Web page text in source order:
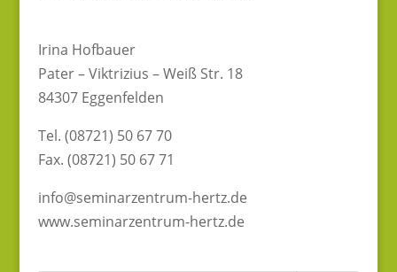
Irina Hofbauer
Pater – Viktrizius – Weiß Str. 18
84307 Eggenfelden
Tel. (08721) 50 67 70
Fax. (08721) 50 67 71
info@seminarzentrum-hertz.de
www.seminarzentrum-hertz.de